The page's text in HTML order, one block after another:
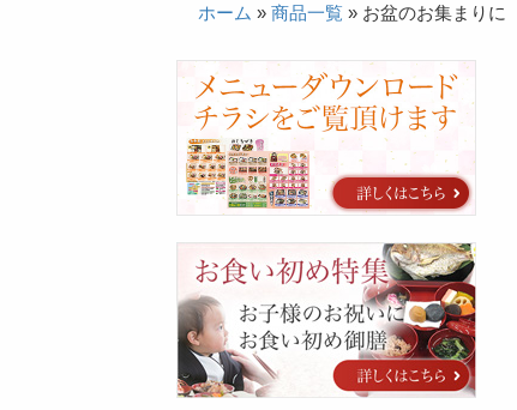
ホーム » 商品一覧 » お盆のお集まりに
カ
ロ
グ
い
初
め
特
集